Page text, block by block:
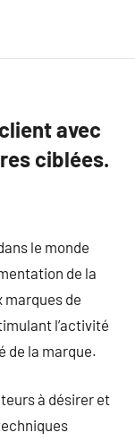
avec
ciblées.
le monde
de la
marques de
l’activité
de la marque.
à désirer et